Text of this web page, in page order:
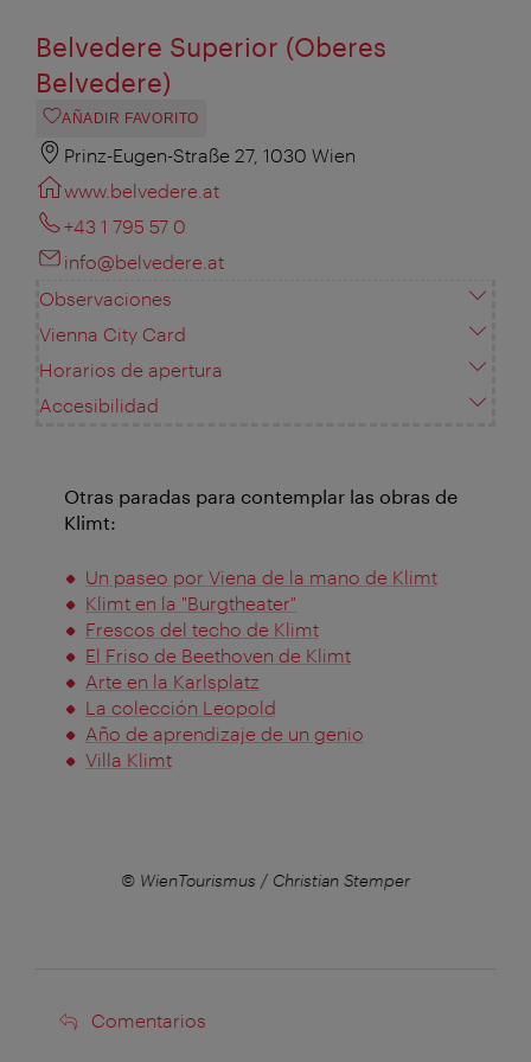
Belvedere Superior (Oberes
Belvedere)
AÑADIR FAVORITO
Prinz-Eugen-Straße 27, 1030 Wien
www.belvedere.at
+43 1 795 57 0
info@belvedere.at
Observaciones
Vienna City Card
Horarios de apertura
Accesibilidad
Otras paradas para contemplar las obras de
Klimt:
Un paseo por Viena de la mano de Klimt
Klimt en la "Burgtheater"
Frescos del techo de Klimt
El Friso de Beethoven de Klimt
Arte en la Karlsplatz
La colección Leopold
Año de aprendizaje de un genio
Villa Klimt
© WienTourismus / Christian Stemper
Comentarios
Comentarios